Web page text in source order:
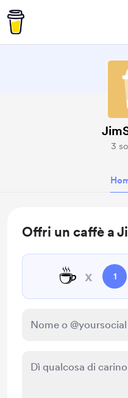
3
Offri un caffè a
☕ x 1